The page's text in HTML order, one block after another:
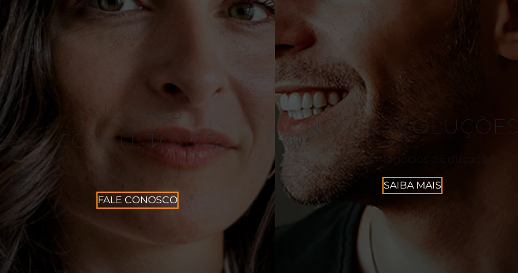
NOSSOS
CONSULTORES
Inicie sua Jornada
FALE CONOSCO
NOSSAS SOLUÇÕES
Pessoas, Negócios e Educação
SAIBA MAIS